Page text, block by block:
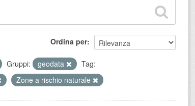
Ordina per
Gruppi: geodata
Tag:
Zone a rischio naturale